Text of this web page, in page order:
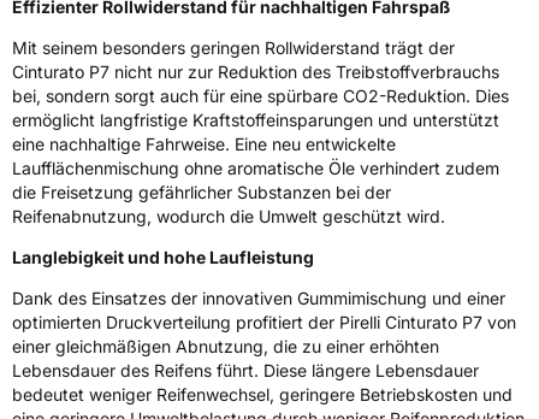
EisgripNein
EPREL ID595001
Allgemeine Produktsicherheit (GPSR)
HerstellerkontaktPIRELLI TYRE SPA, Viale Piero e Alberto
Pirelli 25 20126 Milano Italien,
www.pirelli.com,
consumer.support@pirelli.com
Effizienter Rollwiderstand für nachhaltigen Fahrspaß
Mit seinem besonders geringen Rollwiderstand trägt der
Cinturato P7 nicht nur zur Reduktion des Treibstoffverbrauchs
bei, sondern sorgt auch für eine spürbare CO2-Reduktion. Dies
ermöglicht langfristige Kraftstoffeinsparungen und unterstützt
eine nachhaltige Fahrweise. Eine neu entwickelte
Laufflächenmischung ohne aromatische Öle verhindert zudem
die Freisetzung gefährlicher Substanzen bei der
Reifenabnutzung, wodurch die Umwelt geschützt wird.
Langlebigkeit und hohe Laufleistung
Dank des Einsatzes der innovativen Gummimischung und einer
optimierten Druckverteilung profitiert der Pirelli Cinturato P7 von
einer gleichmäßigen Abnutzung, die zu einer erhöhten
Lebensdauer des Reifens führt. Diese längere Lebensdauer
bedeutet weniger Reifenwechsel, geringere Betriebskosten und